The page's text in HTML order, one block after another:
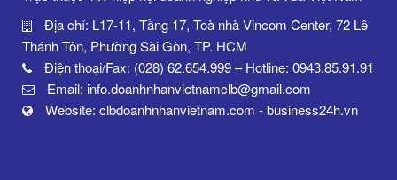
Địa chỉ: L17-11, Tầng 17, Toà nhà Vincom Center, 72 Lê
Thánh Tôn, Phường Sài Gòn, TP. HCM
Điện thoại/Fax: (028) 62.654.999 – Hotline: 0943.85.91.91
Email: info.doanhnhanvietnamclb@gmail.com
Website: clbdoanhnhanvietnam.com - business24h.vn